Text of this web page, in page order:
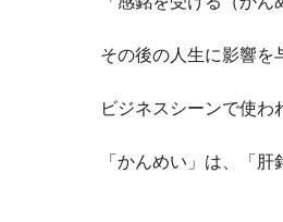
その後の人生に影響を
ビジネスシーンで使わ
「かんめい」は、「